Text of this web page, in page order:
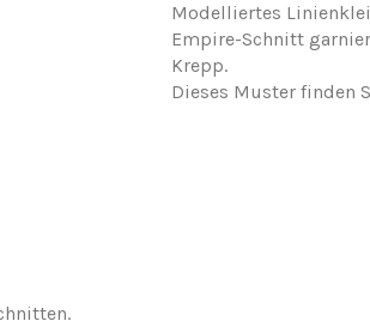
Modelliertes
Empire-Schnitt
Krepp.
Dieses Muster finden